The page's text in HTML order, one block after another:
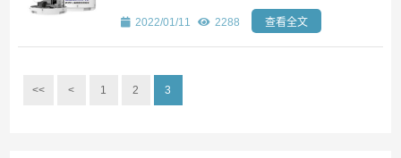
2022/01/11 2288 查看全文
<< < 1 2 3